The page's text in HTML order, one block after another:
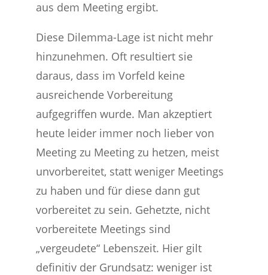
aus dem Meeting ergibt.
Diese Dilemma-Lage ist nicht mehr
hinzunehmen. Oft resultiert sie
daraus, dass im Vorfeld keine
ausreichende Vorbereitung
aufgegriffen wurde. Man akzeptiert
heute leider immer noch lieber von
Meeting zu Meeting zu hetzen, meist
unvorbereitet, statt weniger Meetings
zu haben und für diese dann gut
vorbereitet zu sein. Gehetzte, nicht
vorbereitete Meetings sind
„vergeudete“ Lebenszeit. Hier gilt
definitiv der Grundsatz: weniger ist